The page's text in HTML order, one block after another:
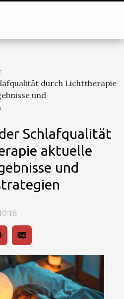
durch Lichttherapie
und
Schlafqualität
aktuelle
und